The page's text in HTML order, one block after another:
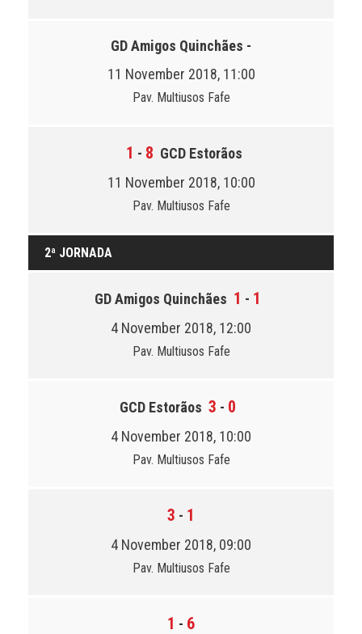
GD Amigos Quinchães -
11 November 2018, 11:00
Pav. Multiusos Fafe
1 - 8 GCD Estorãos
11 November 2018, 10:00
Pav. Multiusos Fafe
2ª JORNADA
GD Amigos Quinchães 1 - 1
4 November 2018, 12:00
Pav. Multiusos Fafe
GCD Estorãos 3 - 0
4 November 2018, 10:00
Pav. Multiusos Fafe
3 - 1
4 November 2018, 09:00
Pav. Multiusos Fafe
1 - 6